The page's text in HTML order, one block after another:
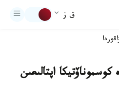
ق ز
اقوردا
كوسموناۆتيكا اپتالىعىن